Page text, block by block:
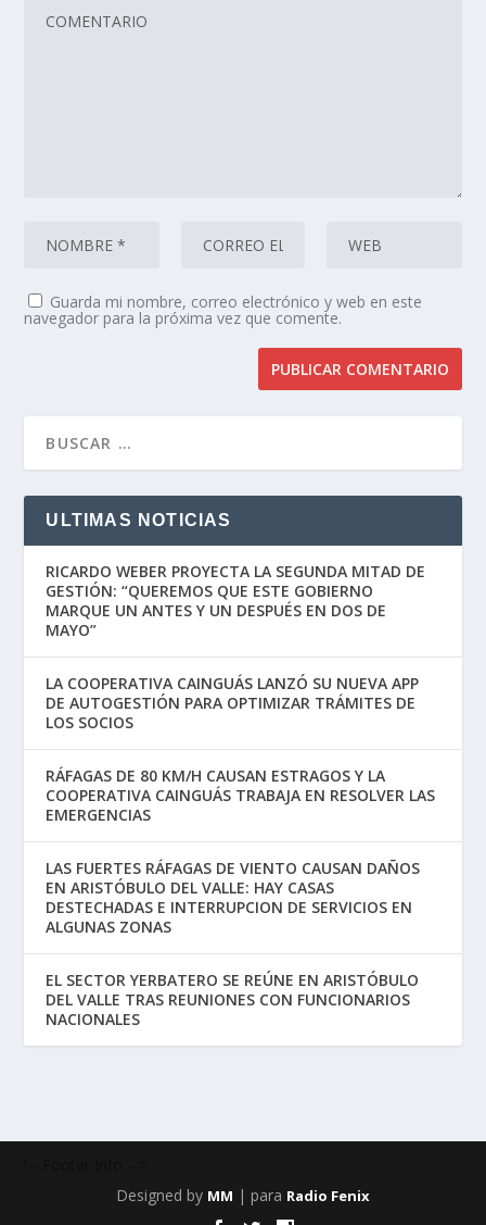
Guarda mi nombre, correo electrónico y web en este
navegador para la próxima vez que comente.
ULTIMAS NOTICIAS
RICARDO WEBER PROYECTA LA SEGUNDA MITAD DE
GESTIÓN: “QUEREMOS QUE ESTE GOBIERNO
MARQUE UN ANTES Y UN DESPUÉS EN DOS DE
MAYO”
LA COOPERATIVA CAINGUÁS LANZÓ SU NUEVA APP
DE AUTOGESTIÓN PARA OPTIMIZAR TRÁMITES DE
LOS SOCIOS
RÁFAGAS DE 80 KM/H CAUSAN ESTRAGOS Y LA
COOPERATIVA CAINGUÁS TRABAJA EN RESOLVER LAS
EMERGENCIAS
LAS FUERTES RÁFAGAS DE VIENTO CAUSAN DAÑOS
EN ARISTÓBULO DEL VALLE: HAY CASAS
DESTECHADAS E INTERRUPCION DE SERVICIOS EN
ALGUNAS ZONAS
EL SECTOR YERBATERO SE REÚNE EN ARISTÓBULO
DEL VALLE TRAS REUNIONES CON FUNCIONARIOS
NACIONALES
Designed by MM | para Radio Fenix